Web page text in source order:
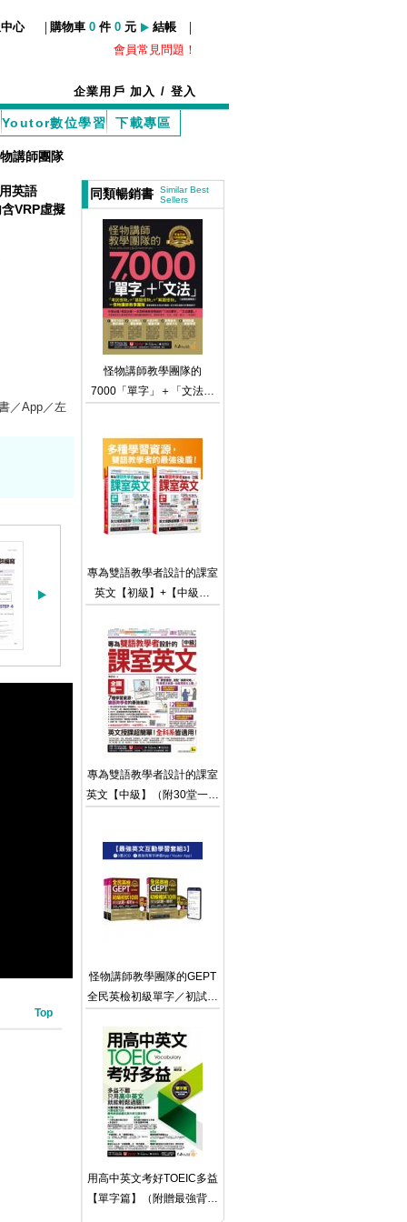
心 | 購物車 0 件 0 元 結帳 |
會員常見問題！
企業用戶加入 / 登入
Youtor數位學習 下載專區
講師團隊
英語
VRP虛擬
／App／左
Top
同類暢銷書
Similar Best
Sellers
怪物講師教學團隊的
7000「單字」＋「文法」
虛擬點讀筆）
專為雙語教學者設計的課室
英文【初級】+【中級】
學影片＋64堂國中英文文法
教學影片＋2,000個單字學
習影片＋雙語教學情境對話
互動式會話速學系統＋課室
英文常用會話句互動式會話
速學系統＋最好聊天的互動
式會話速學系統＋500句班
級經營教學互動用語電子書
＋「Youtor App」內含VRP
專為雙語教學者設計的課室
英文【中級】（附30堂一對
學系統＋課室英文常用會話
句互動式會話速學系統＋
500句班級經營教學互動用
語電子書＋「Youtor App」
怪物講師教學團隊的GEPT
全民英檢初級單字／初試／
組3】(3書+20回全真模擬
試題+解析+ 2CD +最強背
單字神器App(Youtor App，
iOS/Android適用)【最強英
文互動學習套組3】
用高中英文考好TOEIC多益
【單字篇】（附贈最強背單